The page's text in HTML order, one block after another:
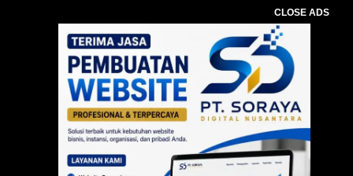
CLOSE ADS